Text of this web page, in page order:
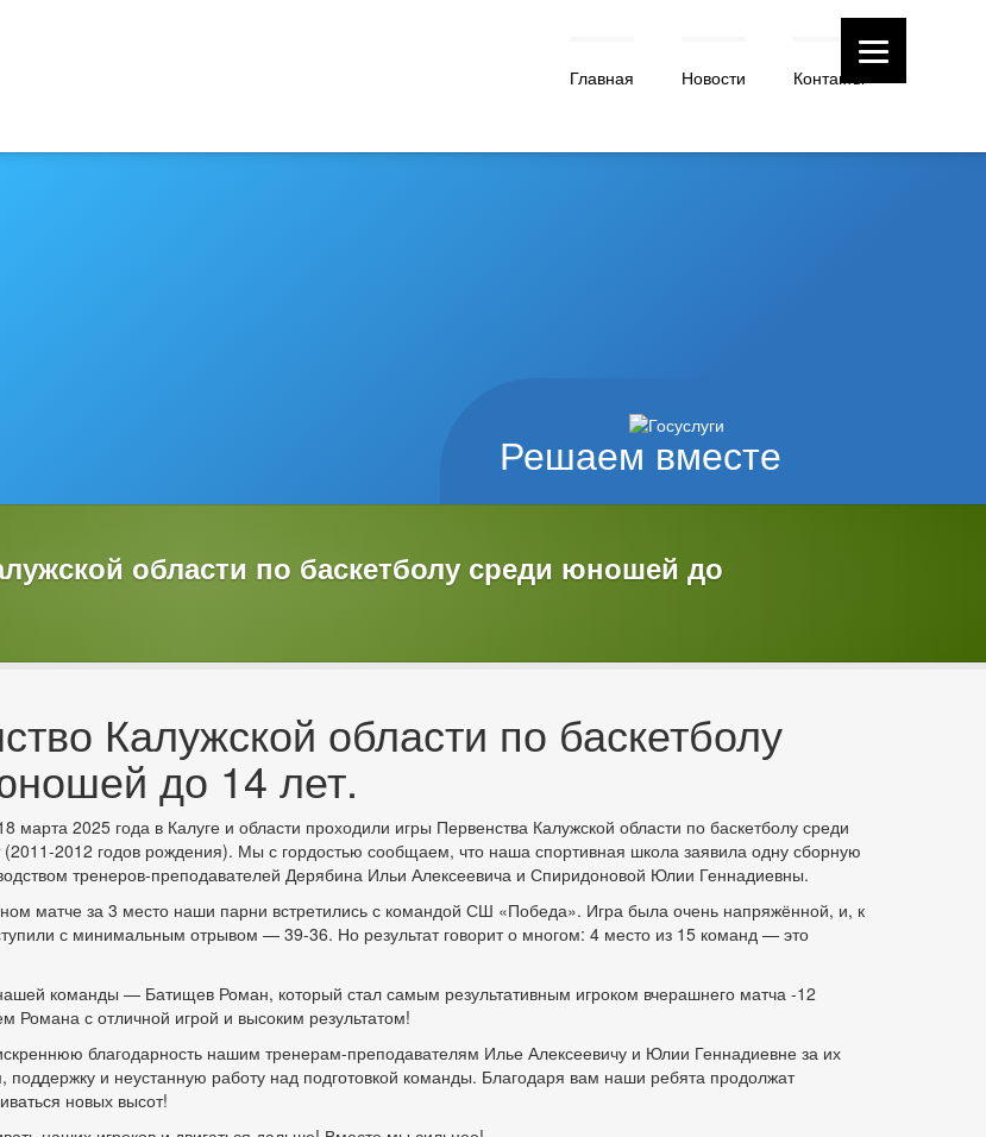
Главная Новости Контакты
Решаем вместе
области по баскетболу среди юношей до
Калужской области по баскетболу
до 14 лет.
марта 2025 года в Калуге и области проходили игры Первенства Калужской области по баскетболу среди
2012 годов рождения). Мы с гордостью сообщаем, что наша спортивная школа заявила одну сборную
тренеров-преподавателей Дерябина Ильи Алексеевича и Спиридоновой Юлии Геннадиевны.
матче за 3 место наши парни встретились с командой СШ «Победа». Игра была очень напряжённой, и, к
с минимальным отрывом — 39-36. Но результат говорит о многом: 4 место из 15 команд — это
команды — Батищев Роман, который стал самым результативным игроком вчерашнего матча -12
Романа с отличной игрой и высоким результатом!
благодарность нашим тренерам-преподавателям Илье Алексеевичу и Юлии Геннадиевне за их
поддержку и неустанную работу над подготовкой команды. Благодаря вам наши ребята продолжат
новых высот!